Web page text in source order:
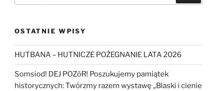
OSTATNIE WPISY
HUTBANA – HUTNICZE POŻEGNANIE LATA 2026
Somsiod! DEJ POZōR! Poszukujemy pamiątek
historycznych: Twórzmy razem wystawę „Blaski i cienie